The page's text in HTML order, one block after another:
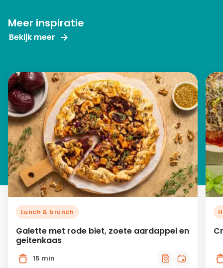
Meer inspiratie
Bekijk meer
Lunch & brunch
Galette met rode biet, zoete aardappel en
geitenkaas
15 min